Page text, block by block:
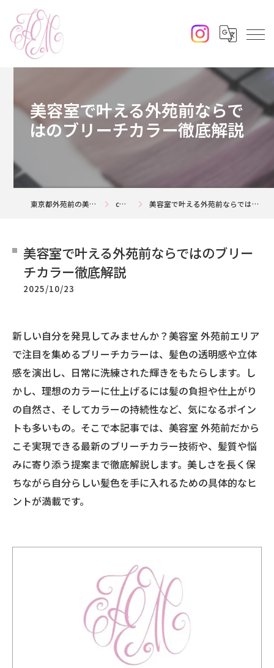
美容室で叶える外苑前ならで
はのブリーチカラー徹底解説
東京都外苑前の美容室ならjouerm column 美容室で叶える外苑前ならではのブリーチカラー徹底解説
美容室で叶える外苑前ならではのブリー
チカラー徹底解説
2025/10/23
新しい自分を発見してみませんか？美容室 外苑前エリア
で注目を集めるブリーチカラーは、髪色の透明感や立体
感を演出し、日常に洗練された輝きをもたらします。し
かし、理想のカラーに仕上げるには髪の負担や仕上がり
の自然さ、そしてカラーの持続性など、気になるポイン
トも多いもの。そこで本記事では、美容室 外苑前だから
こそ実現できる最新のブリーチカラー技術や、髪質や悩
みに寄り添う提案まで徹底解説します。美しさを長く保
ちながら自分らしい髪色を手に入れるための具体的なヒ
ントが満載です。